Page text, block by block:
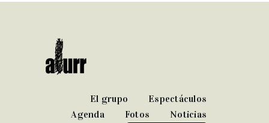
El grupo
Espectáculos
Agenda
Fotos
Noticias